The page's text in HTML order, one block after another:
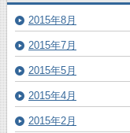
2015年8月
2015年7月
2015年5月
2015年4月
2015年2月